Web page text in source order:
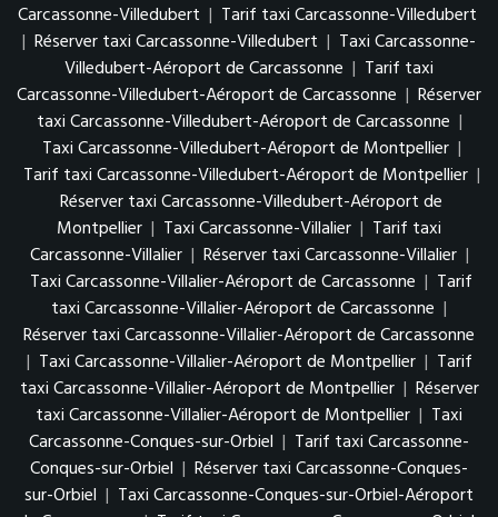
Carcassonne-Villedubert | Tarif taxi Carcassonne-Villedubert
| Réserver taxi Carcassonne-Villedubert | Taxi Carcassonne-
Villedubert-Aéroport de Carcassonne | Tarif taxi
Carcassonne-Villedubert-Aéroport de Carcassonne | Réserver
taxi Carcassonne-Villedubert-Aéroport de Carcassonne |
Taxi Carcassonne-Villedubert-Aéroport de Montpellier |
Tarif taxi Carcassonne-Villedubert-Aéroport de Montpellier |
Réserver taxi Carcassonne-Villedubert-Aéroport de
Montpellier | Taxi Carcassonne-Villalier | Tarif taxi
Carcassonne-Villalier | Réserver taxi Carcassonne-Villalier |
Taxi Carcassonne-Villalier-Aéroport de Carcassonne | Tarif
taxi Carcassonne-Villalier-Aéroport de Carcassonne |
Réserver taxi Carcassonne-Villalier-Aéroport de Carcassonne
| Taxi Carcassonne-Villalier-Aéroport de Montpellier | Tarif
taxi Carcassonne-Villalier-Aéroport de Montpellier | Réserver
taxi Carcassonne-Villalier-Aéroport de Montpellier | Taxi
Carcassonne-Conques-sur-Orbiel | Tarif taxi Carcassonne-
Conques-sur-Orbiel | Réserver taxi Carcassonne-Conques-
sur-Orbiel | Taxi Carcassonne-Conques-sur-Orbiel-Aéroport